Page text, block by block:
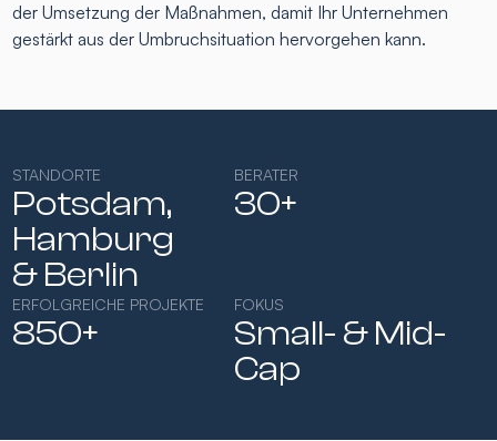
der Umsetzung der Maßnahmen, damit Ihr Unternehmen
gestärkt aus der Umbruchsituation hervorgehen kann.
STANDORTE
Potsdam,
Hamburg​
& Berlin
BERATER
30+
ERFOLGREICHE PROJEKTE
850+
FOKUS
Small- & Mid-
Cap​